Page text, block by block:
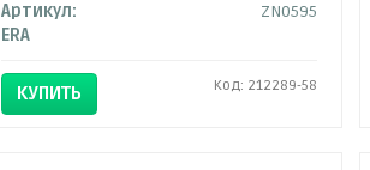
Артикул:
ZN0595
ERA
КУПИТЬ Код: 212289-58